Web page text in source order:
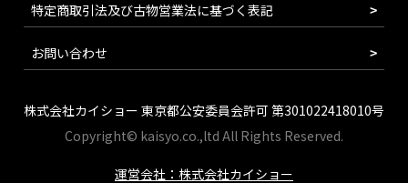
特定商取引法及び古物営業法に基づく表記
お問い合わせ
株式会社カイショー 東京都公安委員会許可 第301022418010号
Copyright© kaisyo.co.,ltd All Rights Reserved.
運営会社：株式会社カイショー